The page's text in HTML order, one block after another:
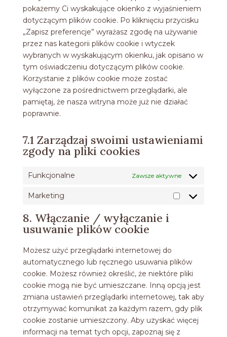
pokażemy Ci wyskakujące okienko z wyjaśnieniem
dotyczącym plików cookie. Po kliknięciu przycisku
„Zapisz preferencje” wyrażasz zgodę na używanie
przez nas kategorii plików cookie i wtyczek
wybranych w wyskakującym okienku, jak opisano w
tym oświadczeniu dotyczącym plików cookie.
Korzystanie z plików cookie może zostać
wyłączone za pośrednictwem przeglądarki, ale
pamiętaj, że nasza witryna może już nie działać
poprawnie.
7.1 Zarządzaj swoimi ustawieniami
zgody na pliki cookies
Funkcjonalne Zawsze aktywne
Marketing
Marketing
8. Włączanie / wyłączanie i
usuwanie plików cookie
Możesz użyć przeglądarki internetowej do
automatycznego lub ręcznego usuwania plików
cookie. Możesz również określić, że niektóre pliki
cookie mogą nie być umieszczane. Inną opcją jest
zmiana ustawień przeglądarki internetowej, tak aby
otrzymywać komunikat za każdym razem, gdy plik
cookie zostanie umieszczony. Aby uzyskać więcej
informacji na temat tych opcji, zapoznaj się z